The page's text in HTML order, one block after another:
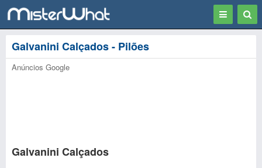
Toggle
Galvanini Calçados - Pilões
Anúncios Google
Galvanini Calçados